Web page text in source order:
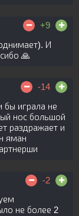
+9
И
🙏
-14
бы играла не
нос большой
раздражает и
яман
-2
не более 2